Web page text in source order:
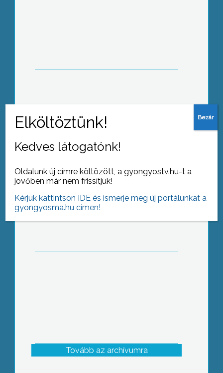
Befejeződött a Múzeumok Õszi
Fesztiválja
Tovább az archívumra
Kedves látogatónk!
Oldalunk új címre költözött, a gyongyostv.hu-t a
jövőben már nem frissítjük!
Kérjük kattintson IDE és ismerje meg új portálunkat a
gyongyosma.hu címen!